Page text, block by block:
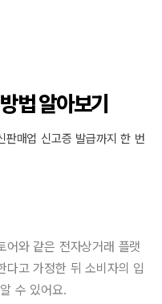
법 알아보기
매업 신고증 발급까지 한 번
어와 같은 전자상거래 플랫
다고 가정한 뒤 소비자의 입
수 있어요.